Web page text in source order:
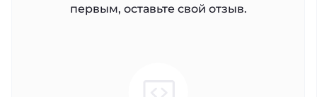
первым, оставьте свой отзыв.